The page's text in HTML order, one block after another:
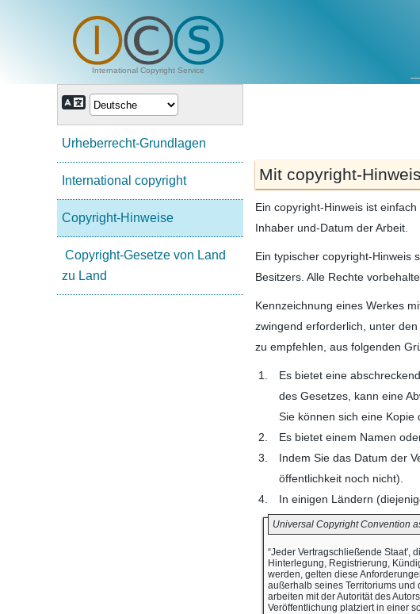
International Copyright Service
Mit copyright-
Ein copyright-Hinweis ist
Inhaber und-Datum der Arbeit.
Ein typischer copyright-Hinweis
Besitzers. Alle Rechte
Kennzeichnung eines Werkes
zwingend erforderlich, unter
zu empfehlen, aus folgenden
Es bietet eine
des Gesetzes, kann eine
Sie können sich eine Kopie
Es bietet einem Namen
Indem Sie das Datum der
öffentlichkeit noch nicht).
In einigen Ländern
Universal Copyright Convention
“Jeder Vertragschließende Staat',
Hinterlegung, Registrierung,
werden, gelten diese
außerhalb seines Territoriums und
arbeiten mit der Autorität des
Veröffentlichung platziert in einer
Urheberrecht-Grundlagen
International copyright
Copyright-Hinweise
Copyright-Gesetze von Land
zu Land